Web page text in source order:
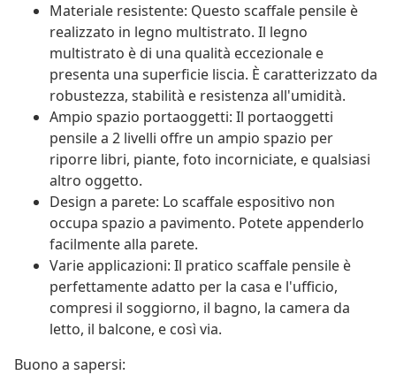
Materiale resistente: Questo scaffale pensile è
realizzato in legno multistrato. Il legno
multistrato è di una qualità eccezionale e
presenta una superficie liscia. È caratterizzato da
robustezza, stabilità e resistenza all'umidità.
Ampio spazio portaoggetti: Il portaoggetti
pensile a 2 livelli offre un ampio spazio per
riporre libri, piante, foto incorniciate, e qualsiasi
altro oggetto.
Design a parete: Lo scaffale espositivo non
occupa spazio a pavimento. Potete appenderlo
facilmente alla parete.
Varie applicazioni: Il pratico scaffale pensile è
perfettamente adatto per la casa e l'ufficio,
compresi il soggiorno, il bagno, la camera da
letto, il balcone, e così via.
Buono a sapersi: